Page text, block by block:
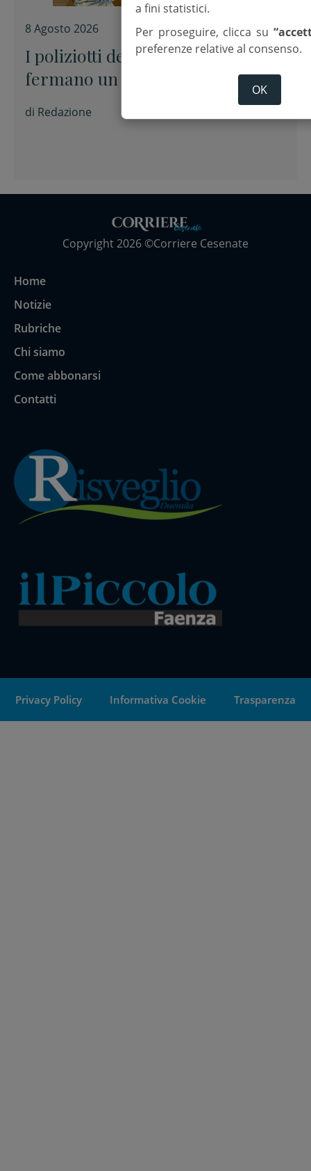
8 Agosto 2026
I poliziotti del Presidio estivo
fermano un presunto spacciatore
di Redazione
Copyright 2026 ©Corriere Cesenate
Home
Notizie
Rubriche
Chi siamo
Come abbonarsi
Contatti
Privacy Policy Informativa Cookie Trasparenza
a fini statistici.
Per proseguire, clicca su
preferenze relative al consenso.
OK